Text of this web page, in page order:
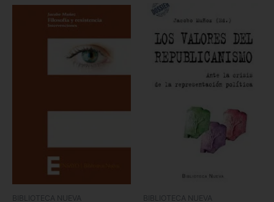
BIBLIOTECA NUEVA BIBLIOTECA NUEVA